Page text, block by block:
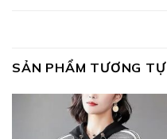
SẢN PHẨM TƯƠNG TỰ